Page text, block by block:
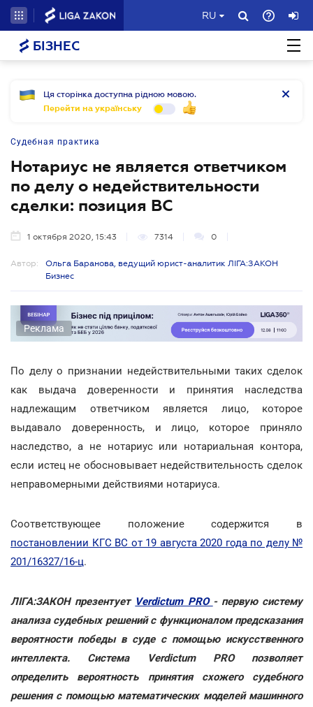
RU
БІЗНЕС
Ця сторінка доступна рідною мовою.
Перейти на українську
Судебная практика
Нотариус не является ответчиком
по делу о недействительности
сделки: позиция ВС
1 октября 2020, 15:43 7314 0
Автор:
Ольга Баранова, ведущий юрист-аналитик ЛІГА:ЗАКОН
Бизнес
Реклама
По делу о признании недействительными таких сделок
как выдача доверенности и принятия наследства
надлежащим ответчиком является лицо, которое
выдавало доверенность, и лицо, которое приняло
наследство, а не нотариус или нотариальная контора,
если истец не обосновывает недействительность сделок
неправомерными действиями нотариуса.
Соответствующее положение содержится в
постановлении КГС ВС от 19 августа 2020 года по делу №
201/16327/16-ц.
ЛІГА:ЗАКОН презентует Verdictum PRO - первую систему
анализа судебных решений с функционалом предсказания
вероятности победы в суде с помощью искусственного
интеллекта. Система Verdictum PRO позволяет
определить вероятность принятия схожего судебного
решения с помощью математических моделей машинного